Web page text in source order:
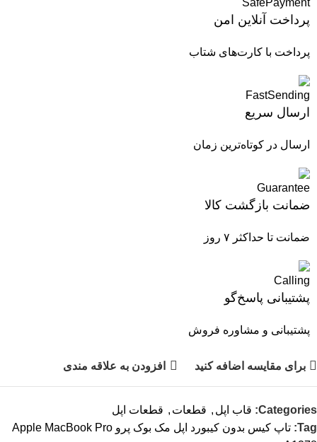
پرداخت آنلاین امن
پرداخت با کارت‌های شتاب
ارسال سریع
ارسال در کوتاه‌ترین زمان
ضمانت بازگشت کالا
ضمانت تا حداکثر ۷ روز
پشتیبانی پاسخ‌گو
پشتیبانی و مشاوره فروش
برای مقایسه اضافه کنید افزودن به علاقه مندی
Categories: قاب اپل , قطعات , قطعات اپل
Tag:
تاپ کیس بدون کیبورد اپل مک بوک پرو Apple MacBook Pro